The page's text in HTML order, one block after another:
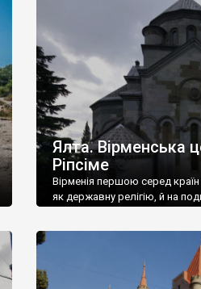
називаються «повстяками»
виробляє відмінне вино і
легке біле і дуже […]
Ялта. Вірменська
Ріпсіме
Вірменія першою серед
як державну релігію, й на